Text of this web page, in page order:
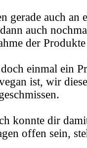
gerade auch an
auch
der Produkte
einmal ein
ist, wir
konnte dir
offen sein,